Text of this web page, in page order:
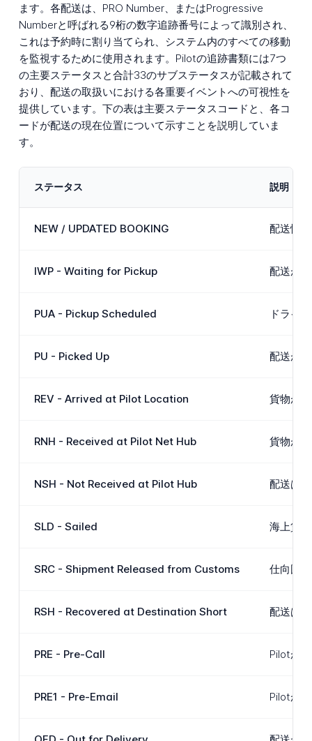
ます。各配送は、PRO Number、またはProgressive
Numberと呼ばれる9桁の数字追跡番号によって識別され、
これは予約時に割り当てられ、システム内のすべての移動
を監視するために使用されます。Pilotの追跡書類には7つ
の主要ステータスと合計33のサブステータスが記載されて
おり、配送の取扱いにおける各重要イベントへの可視性を
提供しています。下の表は主要ステータスコードと、各コ
ードが配送の現在位置について示すことを説明していま
す。
ステータス 説明
NEW / UPDATED BOOKING 配送情
IWP - Waiting for Pickup 配送が
PUA - Pickup Scheduled ドライ
PU - Picked Up 配送が
REV - Arrived at Pilot Location 貨物が
RNH - Received at Pilot Net Hub 貨物が
NSH - Not Received at Pilot Hub 配送は
SLD - Sailed 海上貨
SRC - Shipment Released from Customs 仕向国
RSH - Recovered at Destination Short 配送は
PRE - Pre-Call Pilotが
PRE1 - Pre-Email Pilotが